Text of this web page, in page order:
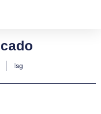
lsg